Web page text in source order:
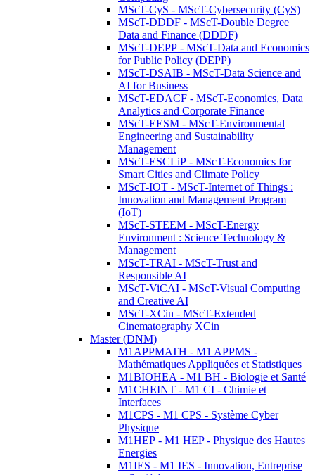
MScT-CyS - MScT-Cybersecurity (CyS)
MScT-DDDF - MScT-Double Degree
Data and Finance (DDDF)
MScT-DEPP - MScT-Data and Economics
for Public Policy (DEPP)
MScT-DSAIB - MScT-Data Science and
AI for Business
MScT-EDACF - MScT-Economics, Data
Analytics and Corporate Finance
MScT-EESM - MScT-Environmental
Engineering and Sustainability
Management
MScT-ESCLiP - MScT-Economics for
Smart Cities and Climate Policy
MScT-IOT - MScT-Internet of Things :
Innovation and Management Program
(IoT)
MScT-STEEM - MScT-Energy
Environment : Science Technology &
Management
MScT-TRAI - MScT-Trust and
Responsible AI
MScT-ViCAI - MScT-Visual Computing
and Creative AI
MScT-XCin - MScT-Extended
Cinematography XCin
Master (DNM)
M1APPMATH - M1 APPMS -
Mathématiques Appliquées et Statistiques
M1BIOHEA - M1 BH - Biologie et Santé
M1CHEINT - M1 CI - Chimie et
Interfaces
M1CPS - M1 CPS - Système Cyber
Physique
M1HEP - M1 HEP - Physique des Hautes
Energies
M1IES - M1 IES - Innovation, Entreprise